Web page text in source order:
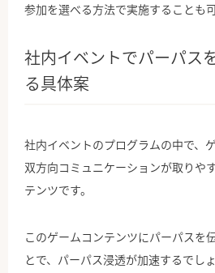
参加を選べる方法で実施することも可
社内イベントでパーパス
る具体案
社内イベントのプログラムの中で、
双方向コミュニケーションが取りや
テンツです。
このゲームコンテンツにパーパスを
とで、パーパス浸透が加速するでし